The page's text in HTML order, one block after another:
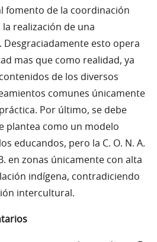
fomento de la coordinación
realización de una
Desgraciadamente esto opera
mas que como realidad, ya
de los diversos
comunes únicamente
Por último, se debe
plantea como un modelo
educandos, pero la C. O. N. A.
en zonas únicamente con alta
indígena, contradiciendo
intercultural.